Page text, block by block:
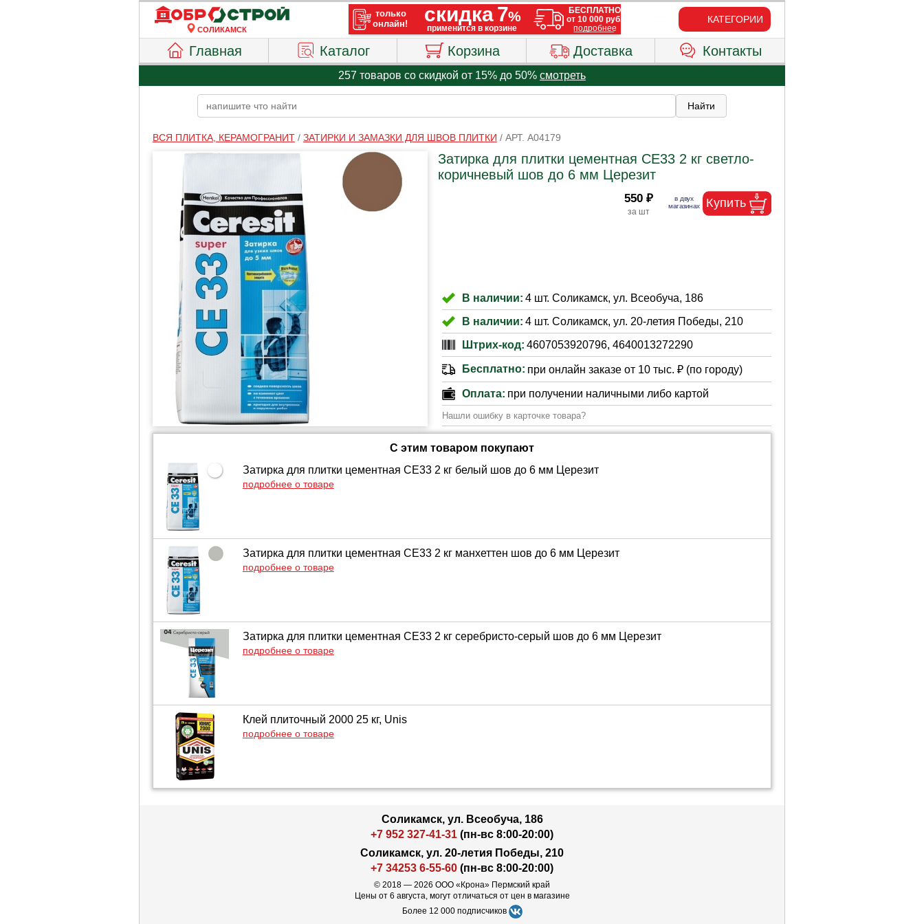
СОЛИКАМСК
КАТЕГОРИИ
Главная Каталог Корзина Доставка Контакты
257 товаров со скидкой от 15% до 50% смотреть
ВСЯ ПЛИТКА, КЕРАМОГРАНИТ/ ЗАТИРКИ И ЗАМАЗКИ ДЛЯ ШВОВ ПЛИТКИ / АРТ. A04179
Затирка для плитки цементная CE33 2 кг светло-
коричневый шов до 6 мм Церезит
550 ₽
В наличии: 4 шт. Соликамск, ул. Всеобуча, 186
В наличии: 4 шт. Соликамск, ул. 20-летия Победы, 210
Штрих-код: 4607053920796, 4640013272290
Бесплатно: при онлайн заказе от 10 тыс. ₽ (по городу)
Оплата: при получении наличными либо картой
Нашли ошибку в карточке товара?
С этим товаром покупают
Затирка для плитки цементная CE33 2 кг белый шов до 6 мм Церезит
подробнее о товаре
Затирка для плитки цементная CE33 2 кг манхеттен шов до 6 мм Церезит
подробнее о товаре
Затирка для плитки цементная CE33 2 кг серебристо-серый шов до 6 мм Церезит
подробнее о товаре
Клей плиточный 2000 25 кг, Unis
подробнее о товаре
Соликамск, ул. Всеобуча, 186
+7 952 327-41-31 (пн-вс 8:00-20:00)
Соликамск, ул. 20-летия Победы, 210
+7 34253 6-55-60 (пн-вс 8:00-20:00)
© 2018 — 2026 ООО «Крона» Пермский край
Цены от 6 августа, могут отличаться от цен в магазине
Более 12 000 подписчиков